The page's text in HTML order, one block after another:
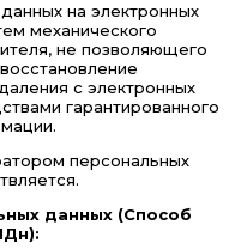
на электронных
механического
не позволяющего
с электронных
гарантированного
персональных
данных (Способ